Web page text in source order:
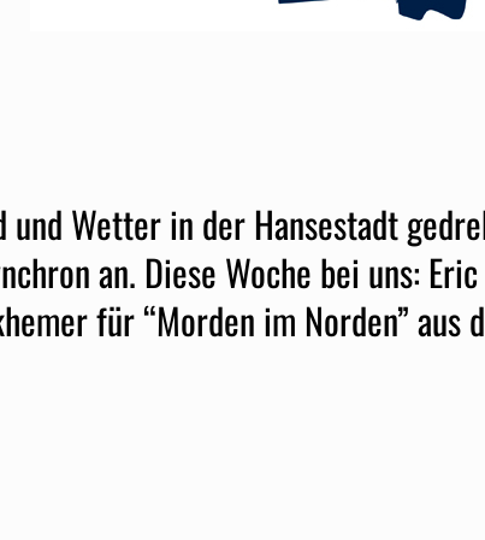
und Wetter in der Hansestadt
an. Diese Woche bei uns:
für “Morden im Norden”